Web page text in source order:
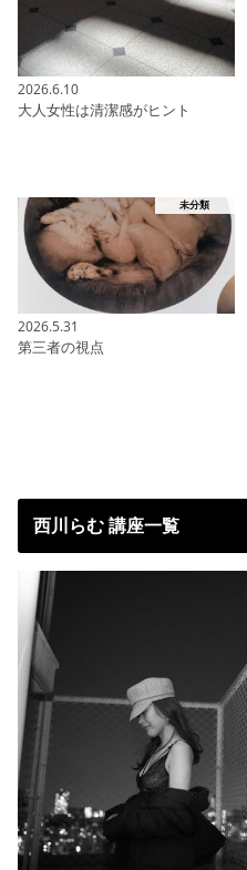
2026.6.10
大人女性は清潔感がヒント
未分類
2026.5.31
第三者の視点
西川らむ 講座一覧